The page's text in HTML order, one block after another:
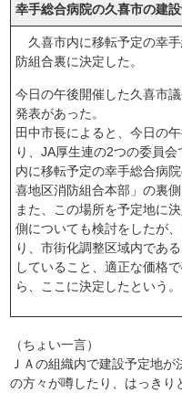
幸手総合病院の久喜市の建
久喜市内に移転予定の幸
防組合裏に決定した。
今日の午後開催した久喜市
発表があった。
田中市長によると、今日の
り、JA厚生連の2つの委員
内に移転予定の幸手総合病
喜地区消防組合本部」の裏側
また、この場所を予定地に
側についても検討をしたが
り、市街化調整区域内であ
していること、適正な価格
ら、ここに決定したという。
（ちょい一言）
ＪＡの組織内で建設予定地
の方々が噂したり、はっきり